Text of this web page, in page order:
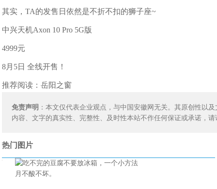
其实，TA的发售日依然是不折不扣的狮子座~
中兴天机Axon 10 Pro 5G版
4999元
8月5日 全线开售！
推荐阅读：岳阳之窗
免责声明 ：本文仅代表企业观点，与中国安徽网无关。其原创性以
内容、文字的真实性、完整性、及时性本站不作任何保证或承诺，
热门图片